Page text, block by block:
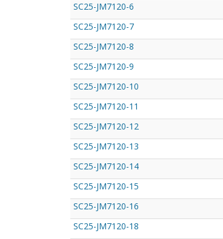
SC25-JM7120-6
SC25-JM7120-7
SC25-JM7120-8
SC25-JM7120-9
SC25-JM7120-10
SC25-JM7120-11
SC25-JM7120-12
SC25-JM7120-13
SC25-JM7120-14
SC25-JM7120-15
SC25-JM7120-16
SC25-JM7120-18